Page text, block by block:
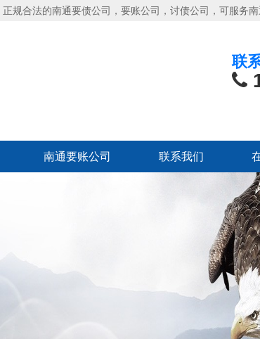
正规合法的南通要债公司，要账公司，讨债公司，可服务南
联
南通要账公司 联系我们